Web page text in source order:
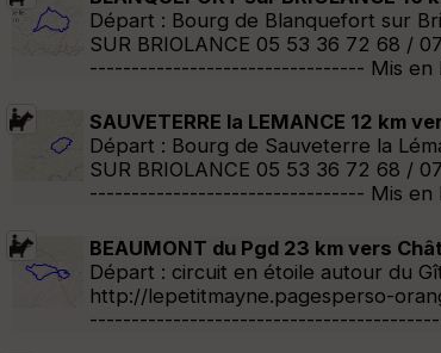
Départ : Bourg de Blanquefort sur
SUR BRIOLANCE 05 53 36 72 68
--------------------------------- Mis en
SAUVETERRE la LEMANCE 12 km
Départ : Bourg de Sauveterre la
SUR BRIOLANCE 05 53 36 72 68
--------------------------------- Mis en
BEAUMONT du Pgd 23 km vers
Départ : circuit en étoile autour du
http://lepetitmayne.pagesperso-